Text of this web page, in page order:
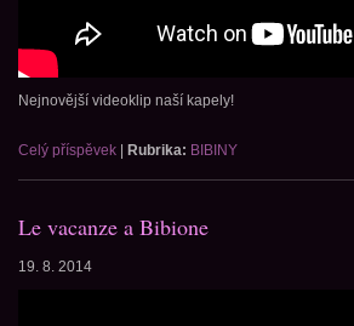
Nejnovější videoklip naší kapely!
Celý příspěvek Rubrika: BIBINY
Le vacanze a Bibione
19. 8. 2014